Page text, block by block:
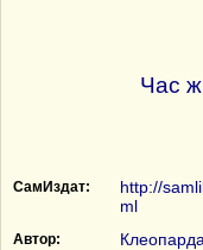
Час
СамИздат:
http://
ml
Автор: Клеопарда